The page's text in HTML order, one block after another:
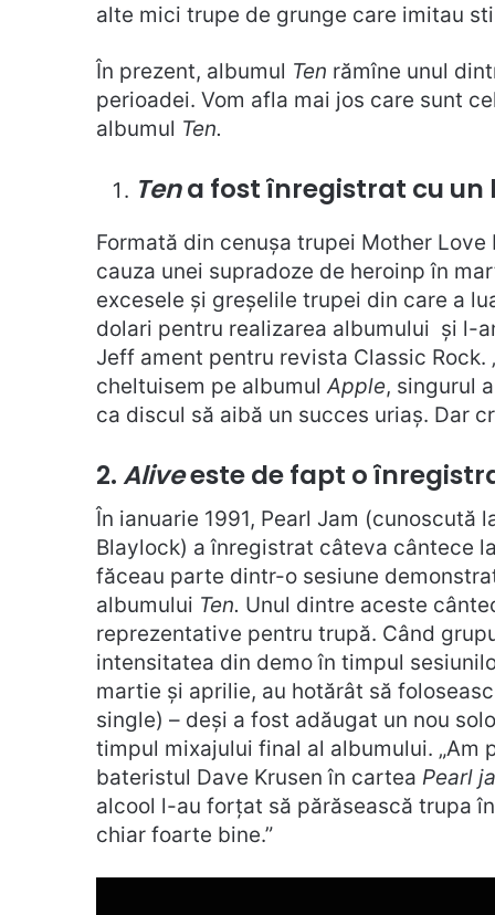
alte mici trupe de grunge care imitau
În prezent, albumul Ten rămîne unul
perioadei. Vom afla mai jos care sunt
albumul Ten.
Tena fost înregistrat cu un
Formată din cenușa trupei Mother
cauza unei supradoze de heroinp în
excesele și greșelile trupei din care a
dolari pentru realizarea albumului și l-
Jeff ament pentru revista Classic
cheltuisem pe albumulApple, singurul
ca discul să aibă un succes uriaș. Dar
2.Aliveeste de fapt o
În ianuarie 1991, Pearl Jam (cunoscută
Blaylock) a înregistrat câteva cântece
făceau parte dintr-o sesiune
albumului Ten. Unul dintre aceste
reprezentative pentru trupă. Când
intensitatea din demo în timpul
martie și aprilie, au hotărât să
single) – deși a fost adăugat un nou
timpul mixajului final al albumului. „Am
bateristul Dave Krusen în cartea Pearl
alcool l-au forțat să părăsească trupa
chiar foarte bine.”